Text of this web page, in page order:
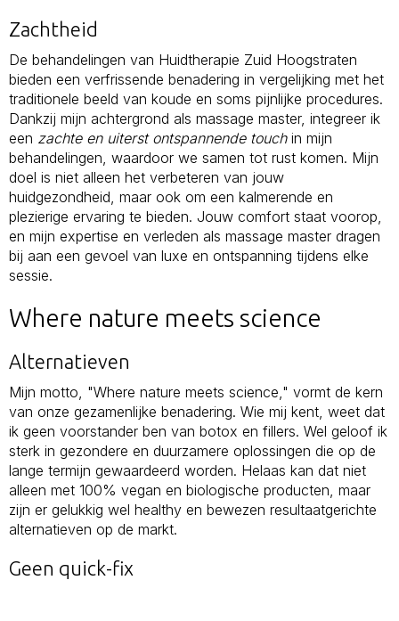
Zachtheid
De behandelingen van Huidtherapie Zuid Hoogstraten
bieden een verfrissende benadering in vergelijking met het
traditionele beeld van koude en soms pijnlijke procedures.
Dankzij mijn achtergrond als massage master, integreer ik
een zachte en uiterst ontspannende touch in mijn
behandelingen, waardoor we samen tot rust komen. Mijn
doel is niet alleen het verbeteren van jouw
huidgezondheid, maar ook om een kalmerende en
plezierige ervaring te bieden. Jouw comfort staat voorop,
en mijn expertise en verleden als massage master dragen
bij aan een gevoel van luxe en ontspanning tijdens elke
sessie.
Where nature meets science
Alternatieven
Mijn motto, "Where nature meets science," vormt de kern
van onze gezamenlijke benadering. Wie mij kent, weet dat
ik geen voorstander ben van botox en fillers. Wel geloof ik
sterk in gezondere en duurzamere oplossingen die op de
lange termijn gewaardeerd worden. Helaas kan dat niet
alleen met 100% vegan en biologische producten, maar
zijn er gelukkig wel healthy en bewezen resultaatgerichte
alternatieven op de markt.
Geen quick-fix